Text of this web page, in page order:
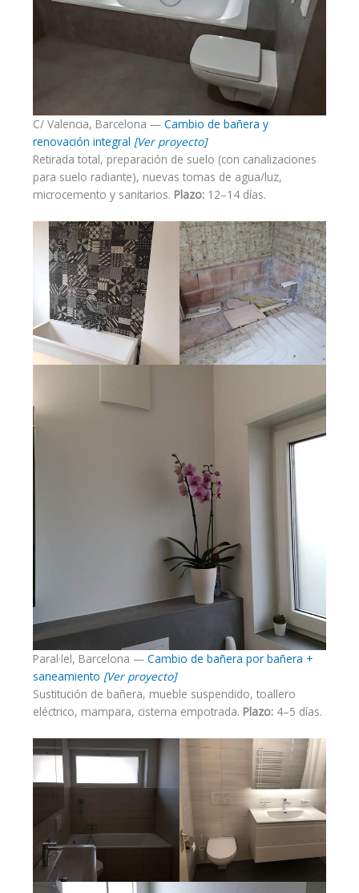
C/ Valencia, Barcelona — Cambio de bañera y
renovación integral [Ver proyecto]
Retirada total, preparación de suelo (con canalizaciones
para suelo radiante), nuevas tomas de agua/luz,
microcemento y sanitarios. Plazo:12–14 días.
Paral·lel, Barcelona — Cambio de bañera por bañera +
saneamiento [Ver proyecto]
Sustitución de bañera, mueble suspendido, toallero
eléctrico, mampara, cisterna empotrada. Plazo:4–5 días.